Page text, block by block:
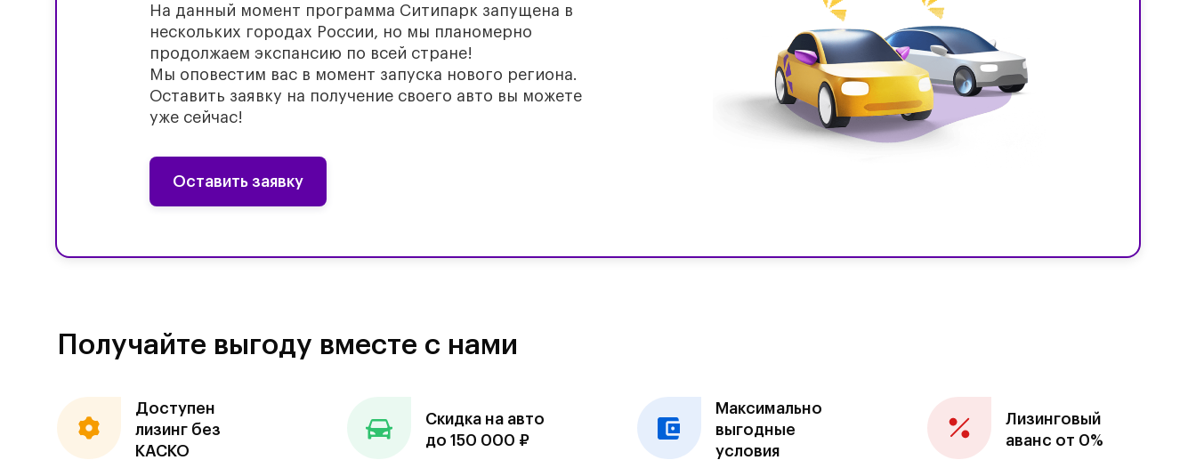
На данный момент программа Ситипарк запущена в
нескольких городах России, но мы планомерно
продолжаем экспансию по всей стране!
Мы оповестим вас в момент запуска нового региона.
Оставить заявку на получение своего авто вы можете
уже сейчас!
Оставить заявку
Получайте выгоду вместе с нами
Доступен
лизинг без
КАСКО
Скидка на авто
до 150 000 ₽
Максимально
выгодные
условия
Лизинговый
аванс от 0%